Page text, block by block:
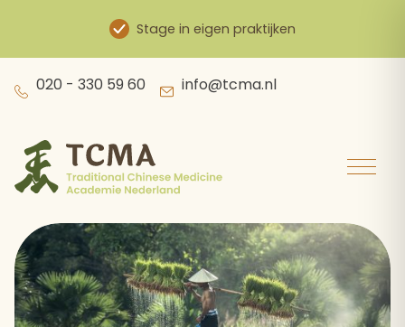
Stage in eigen praktijken
020 - 330 59 60 info@tcma.nl